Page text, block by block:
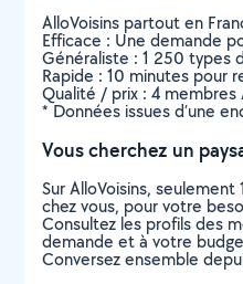
AlloVoisins partout en
Efficace : Une demande
Généraliste : 1 250 types
Rapide : 10 minutes pour
Qualité / prix : 4 membres
* Données issues d’une
Vous cherchez un
Sur AlloVoisins,
chez vous, pour votre
Consultez les profils des
demande et à votre
Conversez ensemble